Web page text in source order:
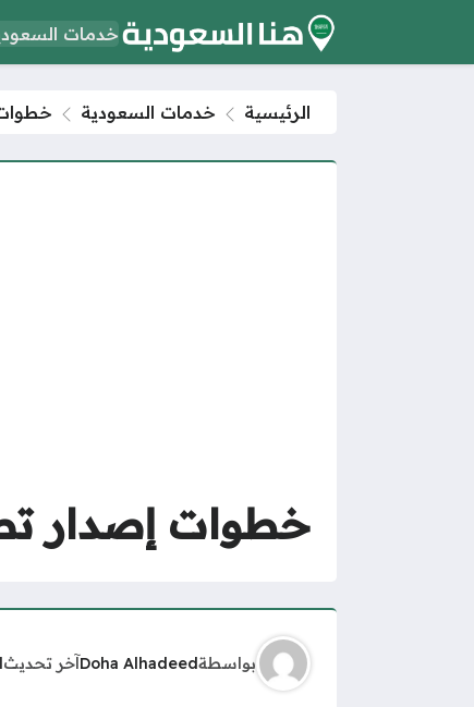
خدمات
الرئيسية خدمات السعودية خطوات
خطوات إصدار تصريح
بواسطةDoha Alhadeedآخر تحديث